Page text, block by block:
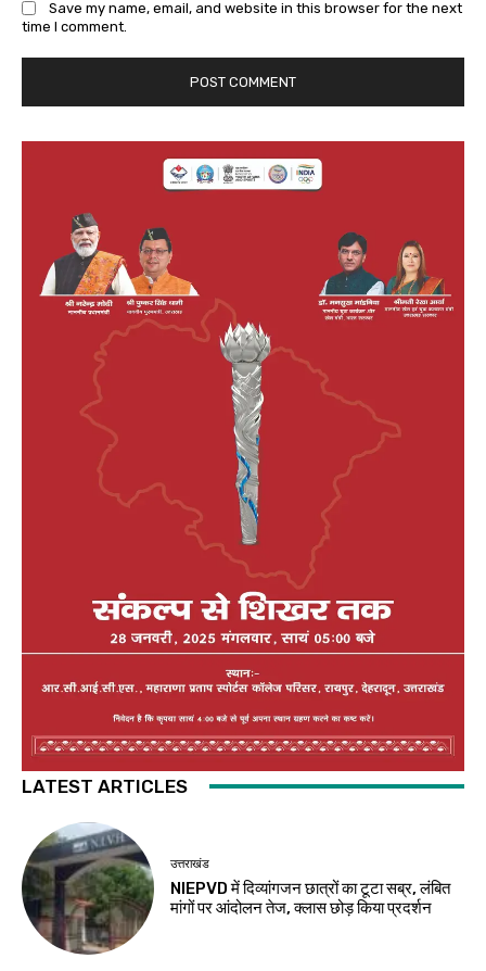
Save my name, email, and website in this browser for the next
time I comment.
LATEST ARTICLES
उत्तराखंड
NIEPVD में दिव्यांगजन छात्रों का टूटा सब्र, लंबित
मांगों पर आंदोलन तेज, क्लास छोड़ किया प्रदर्शन